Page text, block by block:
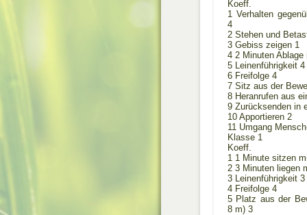
Koeff.
1 Verhalten
4
2 Stehen und
3 Gebiss zeigen 1
4 2 Minuten Ablage
5 Leinenführigkeit 4
6 Freifolge 4
7 Sitz aus der
8 Heranrufen aus
9 Zurücksenden in
10 Apportieren 2
11 Umgang
Klasse 1
Koeff.
1 1 Minute sitzen
2 3 Minuten liegen
3 Leinenführigkeit 3
4 Freifolge 4
5 Platz aus der
8 m) 3